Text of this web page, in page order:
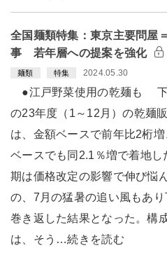
全国麺類特集：東京主要問屋
事 若年層への提案を強化
麺類 特集 2024.05.30
●江戸野菜使用の乾麺も
の23年度（1～12月）の乾麺
は、金額ベースで前年比2桁
ベースでも同2.1％増で着地し
期は価格改定の影響で伸び悩
の、7月の猛暑の追い風もあり
巻き返した結果となった。構
は、そう…続きを読む